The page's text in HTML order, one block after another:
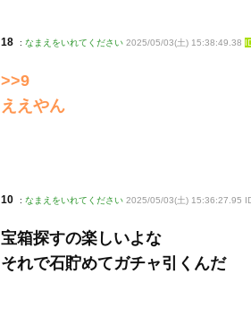
18 : なまえをいれてください 2025/05/03(土) 15:38:49.38
>>9
ええやん
10 : なまえをいれてください 2025/05/03(土) 15:36:27.95
宝箱探すの楽しいよな
それで石貯めてガチャ引くんだ